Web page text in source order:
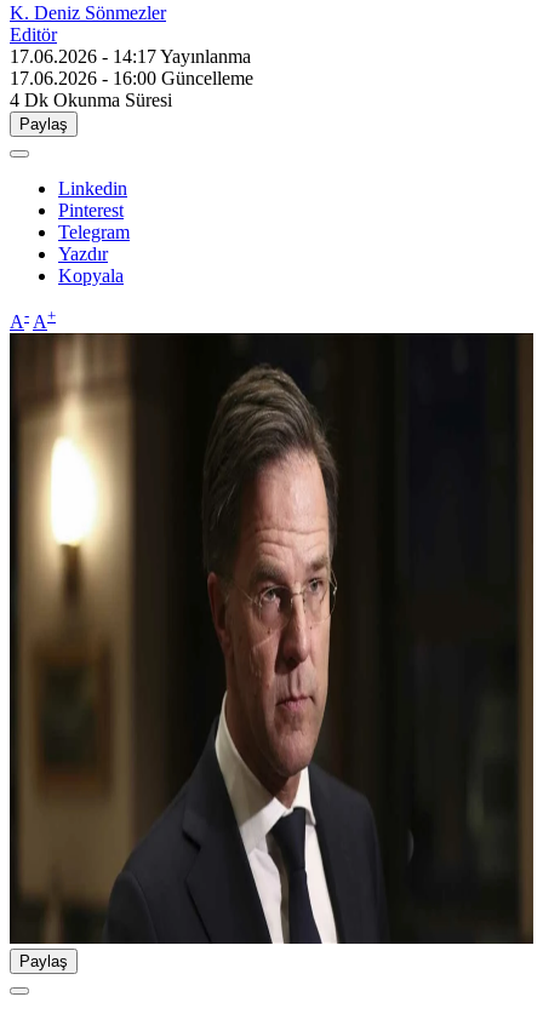
K. Deniz Sönmezler
Editör
17.06.2026 - 14:17Yayınlanma
17.06.2026 - 16:00 Güncelleme
4 Dk Okunma Süresi
Paylaş
Linkedin
Pinterest
Telegram
Yazdır
Kopyala
A- A+
Paylaş